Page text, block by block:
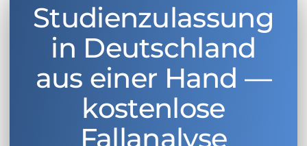
Studienzulassung
in Deutschland
aus einer Hand —
kostenlose
Fallanalyse